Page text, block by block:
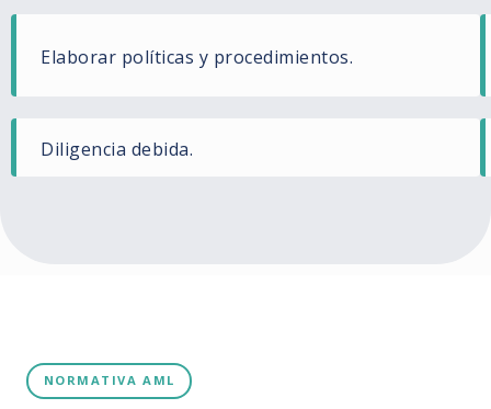
Elaborar políticas y procedimientos.
Diligencia debida.
NORMATIVA AML